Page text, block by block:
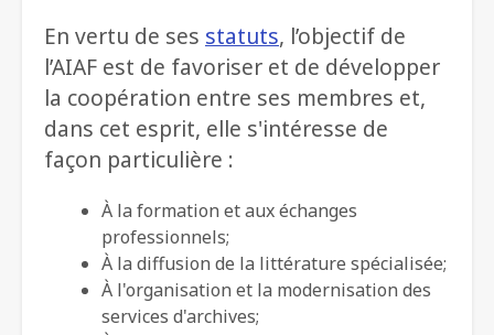
En vertu de ses statuts, l’objectif de
l’AIAF est de favoriser et de développer
la coopération entre ses membres et,
dans cet esprit, elle s'intéresse de
façon particulière :
À la formation et aux échanges
professionnels;
À la diffusion de la littérature spécialisée;
À l'organisation et la modernisation des
services d'archives;